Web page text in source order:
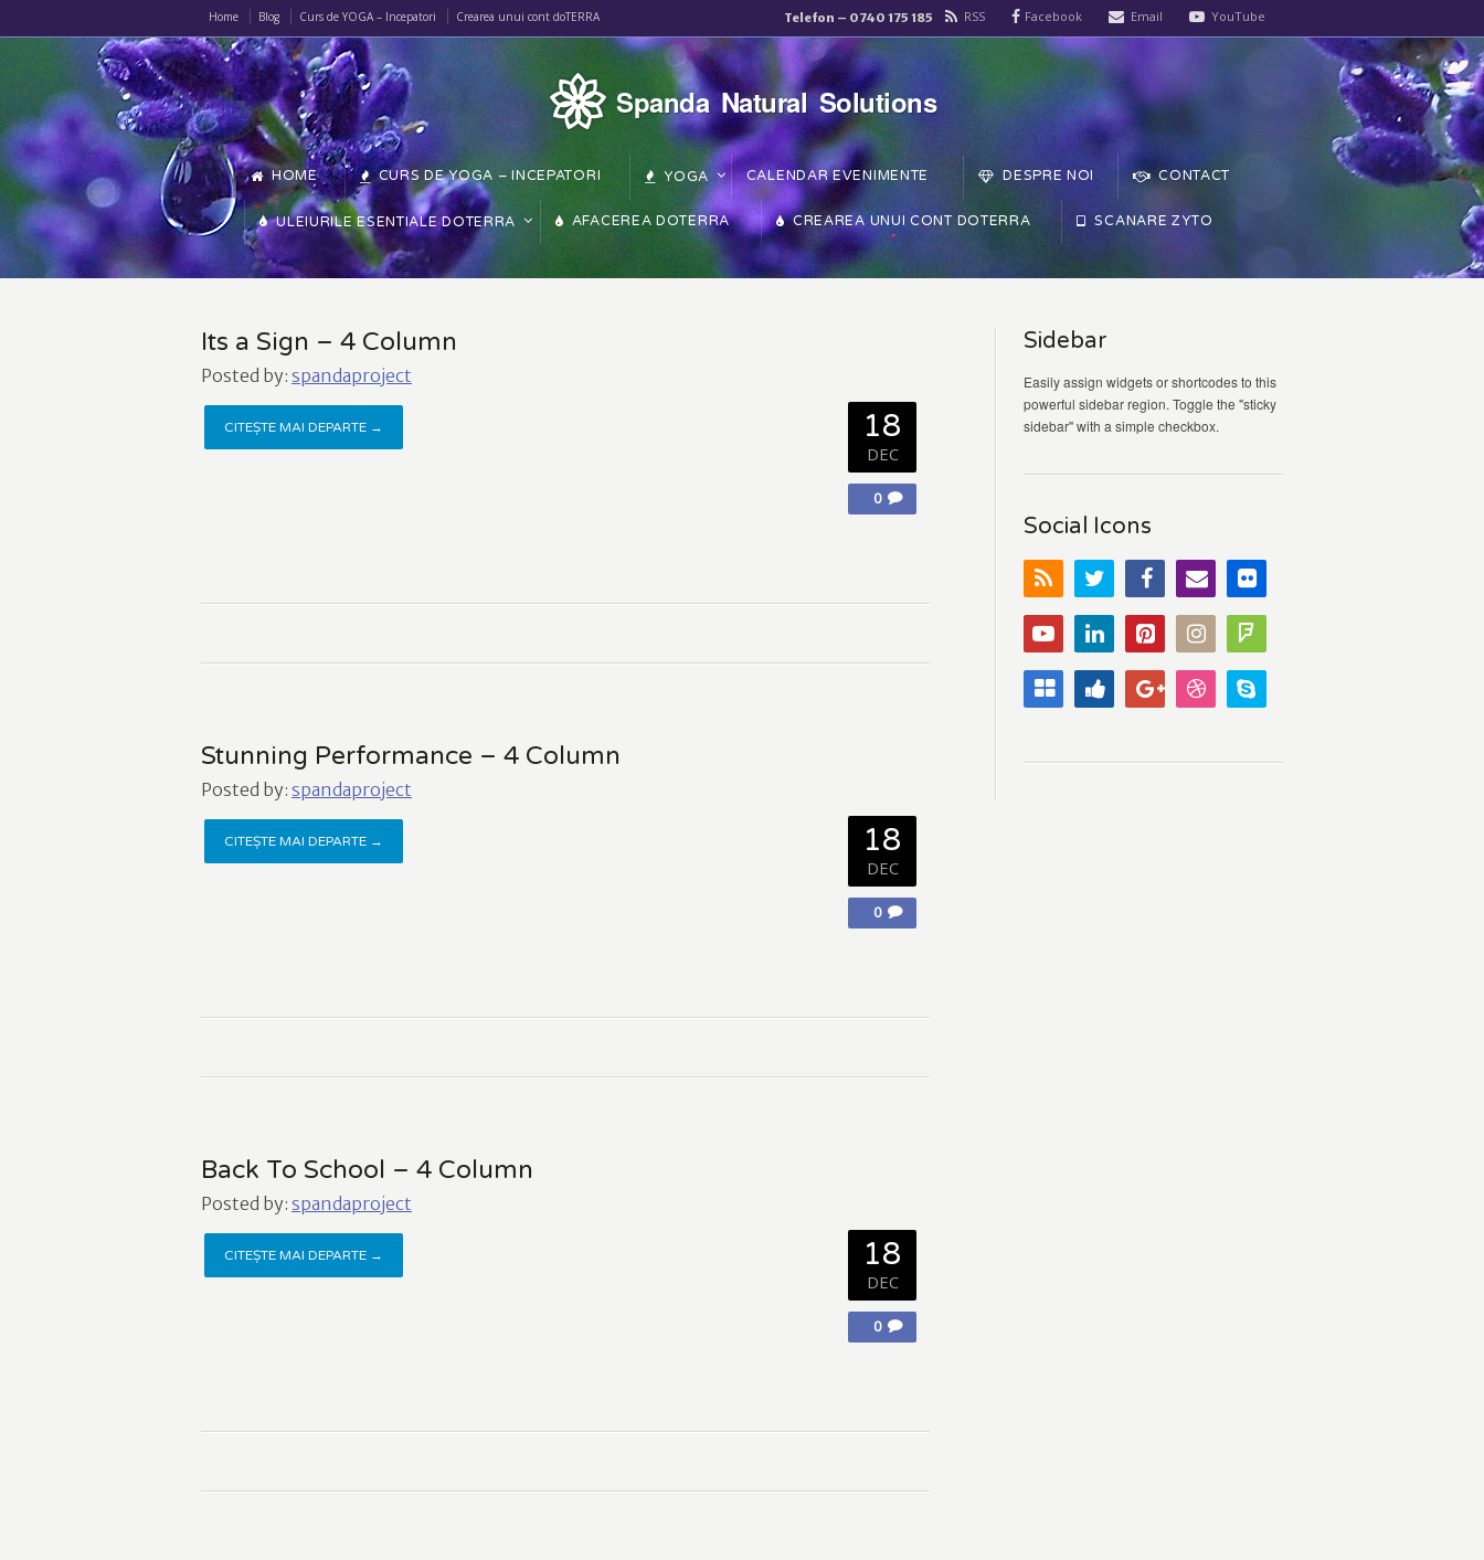
Home Blog Curs de YOGA – Incepatori Crearea unui cont doTERRA Telefon – 0740 175 185 RSS Facebook Email YouTube
Spanda Natural Solutions
HOME CURS DE YOGA – INCEPATORI YOGA CALENDAR EVENIMENTE DESPRE NOI CONTACT
ULEIURILE ESENTIALE DOTERRA AFACEREA DOTERRA CREAREA UNUI CONT DOTERRA SCANARE ZYTO
Its a Sign – 4 Column
Posted by: spandaproject
CITEȘTE MAI DEPARTE → 18
DEC
0
Stunning Performance – 4 Column
Posted by: spandaproject
CITEȘTE MAI DEPARTE → 18
DEC
0
Back To School – 4 Column
Posted by: spandaproject
CITEȘTE MAI DEPARTE → 18
DEC
0
Sidebar
Easily assign widgets or shortcodes to this
powerful sidebar region. Toggle the "sticky
sidebar" with a simple checkbox.
Social Icons